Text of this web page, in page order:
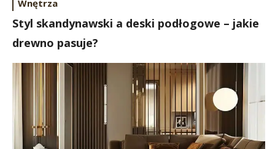
Wnętrza
Styl skandynawski a deski podłogowe – jakie
drewno pasuje?